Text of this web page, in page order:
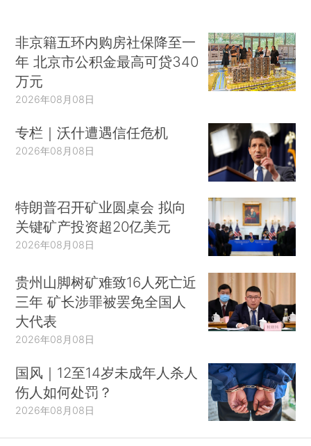
非京籍五环内购房社保降至一
年 北京市公积金最高可贷340
万元
2026年08月08日
专栏｜沃什遭遇信任危机
2026年08月08日
特朗普召开矿业圆桌会 拟向
关键矿产投资超20亿美元
2026年08月08日
贵州山脚树矿难致16人死亡近
三年 矿长涉罪被罢免全国人
大代表
2026年08月08日
国风｜12至14岁未成年人杀人
伤人如何处罚？
2026年08月08日